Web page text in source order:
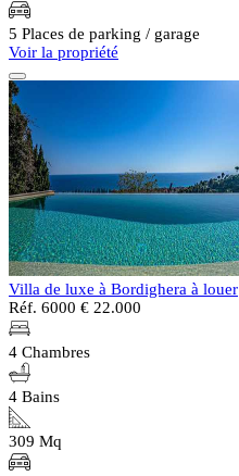
5 Places de parking / garage
Voir la propriété
Villa de luxe à Bordighera à louer
Réf. 6000 € 22.000
4 Chambres
4 Bains
309 Mq